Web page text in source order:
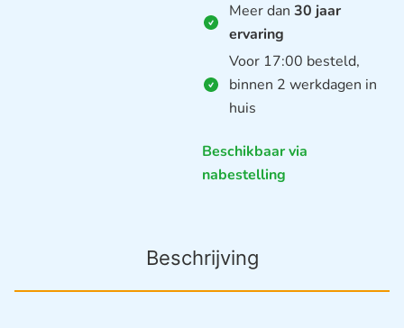
Meer dan 30 jaar
ervaring
Voor 17:00 besteld,
binnen 2 werkdagen in
huis
Beschikbaar via
nabestelling
Beschrijving